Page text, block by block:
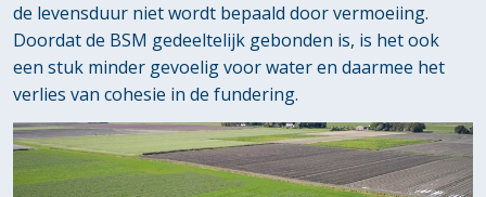
de levensduur niet wordt bepaald door vermoeiing.
Doordat de BSM gedeeltelijk gebonden is, is het ook
een stuk minder gevoelig voor water en daarmee het
verlies van cohesie in de fundering.